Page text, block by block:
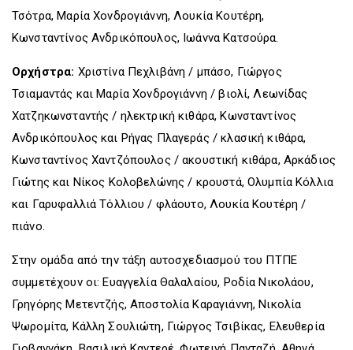
Τσότρα, Μαρία Χονδρογιάννη, Λουκία Κουτέρη,
Κωνσταντίνος Ανδρικόπουλος, Ιωάννα Κατσούρα.
Ορχήστρα: Χριστίνα Πεχλιβάνη / μπάσο, Γιώργος
Τσιαμαντάς και Μαρία Χονδρογιάννη / βιολί, Λεωνίδας
Χατζηκωνσταντής / ηλεκτρική κιθάρα, Κωνσταντίνος
Ανδρικόπουλος και Ρήγας Πλαγεράς / κλασική κιθάρα,
Κωνσταντίνος Χαντζόπουλος / ακουστική κιθάρα, Αρκάδιος
Γιώτης και Νίκος Κολοβελώνης / κρουστά, Ολυμπία Κόλλια
και Γαρυφαλλιά Τόλλιου / φλάουτο, Λουκία Κουτέρη /
πιάνο.
Στην ομάδα από την τάξη αυτοσχεδιασμού του ΠΤΠΕ
συμμετέχουν οι: Ευαγγελία Θαλαλαίου, Ροδία Νικολάου,
Γρηγόρης Μετεντζής, Αποστολία Καραγιάννη, Νικολία
Ψωρομίτα, Κάλλη Σουλιώτη, Γιώργος Τσιβίκας, Ελευθερία